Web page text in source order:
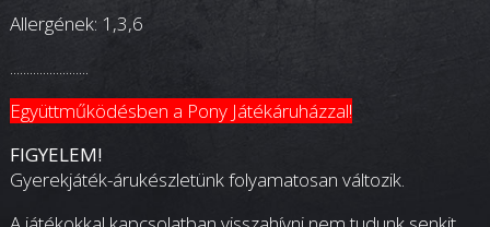
Allergének: 1,3,6
........................
Együttműködésben a Pony Játékáruházzal!
FIGYELEM!
Gyerekjáték-árukészletünk folyamatosan változik.